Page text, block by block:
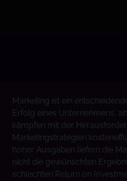
Marketing ist ein
Erfolg eines Unternehmens,
kämpfen mit der
Marketingstrategien
hoher Ausgaben liefern die
nicht die gewünschten
schlechten Return on